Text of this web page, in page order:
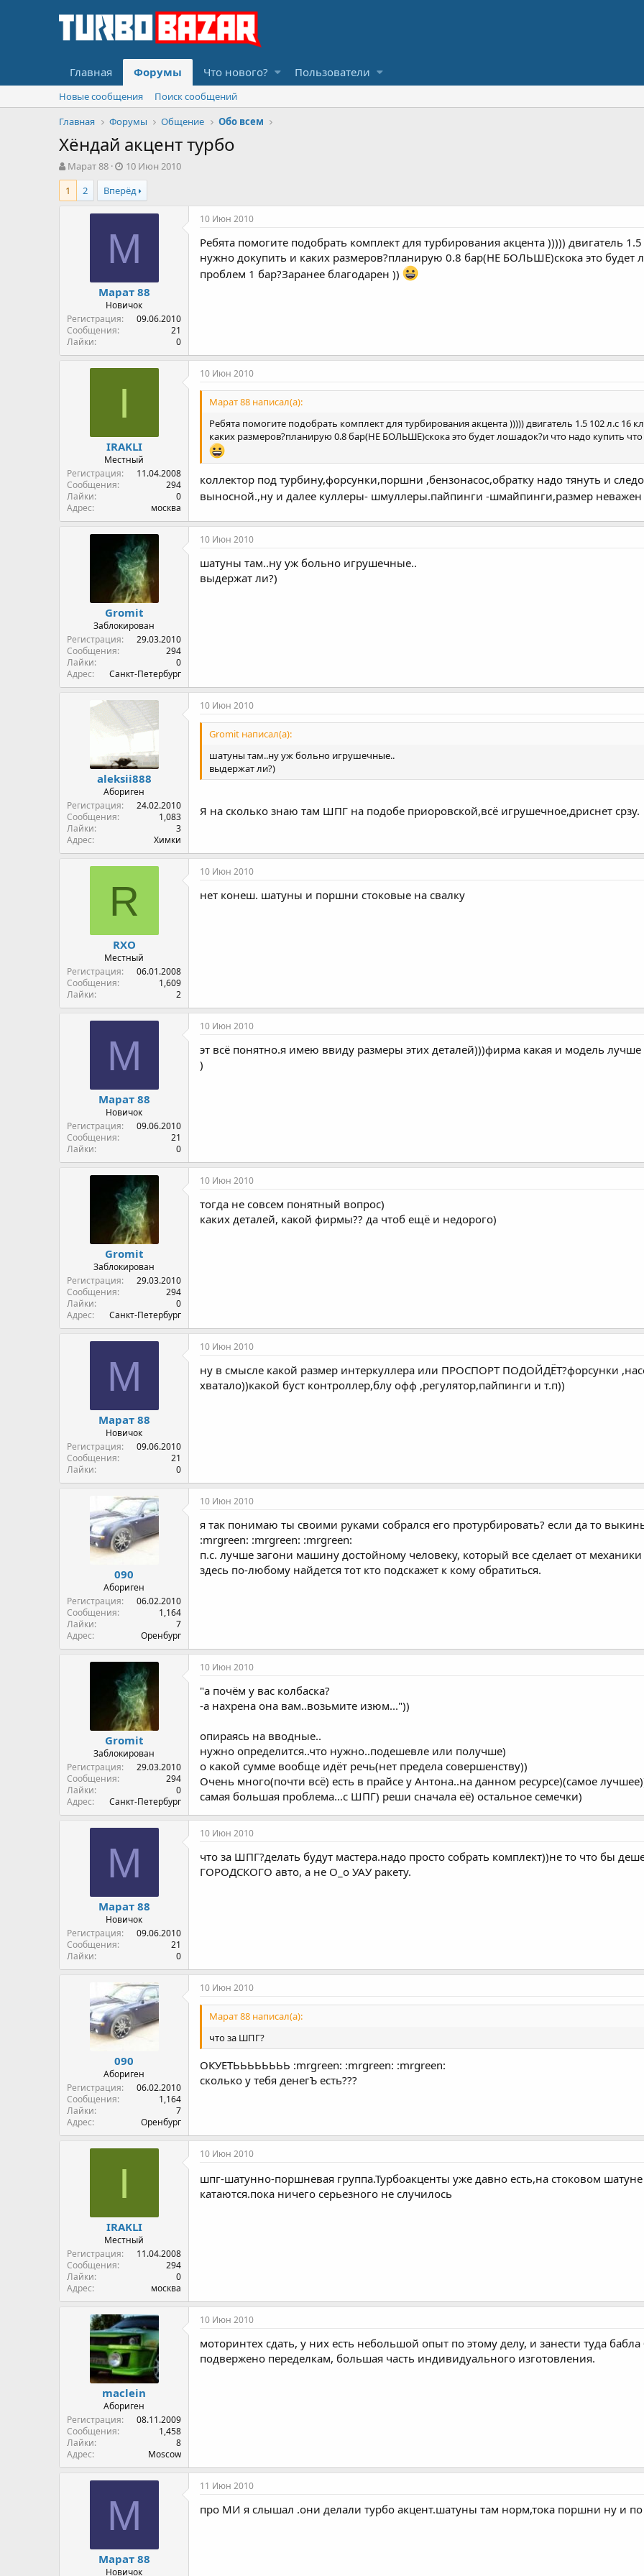
Главная Форумы Что нового? Пользователи
Новые сообщения
Поиск сообщений
Главная
Форумы Общение Обо всем
Хёндай акцент турбо
А
в
т
о
Марат 88
Д
а
т
а
н
ч
а
а
10 Июн 2010
1
2 Вперёд
М
Марат 88
Новичок
Регистрация
09.06.2010
Сообщения
21
Лайки
0
10 Июн 2010
Ребята помогите подобрать комплект для турбирования акцента ))))) двигатель
нужно докупить и каких размеров?планирую 0.8 бар(НЕ БОЛЬШЕ)скока это будет
проблем 1 бар?Заранее благодарен ))
I
IRAKLI
Местный
Регистрация
11.04.2008
Сообщения
294
Лайки
0
Адрес
москва
10 Июн 2010
Марат 88 написал(а):
Ребята помогите подобрать комплект для турбирования акцента ))))) двигатель 1.5 102 л.с 16
каких размеров?планирую 0.8 бар(НЕ БОЛЬШЕ)скока это будет лошадок?и что надо купить
коллектор под турбину,форсунки,поршни ,бензонасос,обратку надо тянуть и
выносной.,ну и далее куллеры- шмуллеры.пайпинги -шмайпинги,размер неважен
Gromit
Заблокирован
Регистрация
29.03.2010
Сообщения
294
Лайки
0
Адрес
Санкт-Петербург
10 Июн 2010
шатуны там..ну уж больно игрушечные..
выдержат ли?)
aleksii888
Абориген
Регистрация
24.02.2010
Сообщения
1,083
Лайки
3
Адрес
Химки
10 Июн 2010
Gromit написал(а):
шатуны там..ну уж больно игрушечные..
выдержат ли?)
Я на сколько знаю там ШПГ на подобе приоровской,всё игрушечное,дриснет срзу.
R
RXO
Местный
Регистрация
06.01.2008
Сообщения
1,609
Лайки
2
10 Июн 2010
нет конеш. шатуны и поршни стоковые на свалку
М
Марат 88
Новичок
Регистрация
09.06.2010
Сообщения
21
Лайки
0
10 Июн 2010
эт всё понятно.я имею ввиду размеры этих деталей)))фирма какая и модель
)
Gromit
Заблокирован
Регистрация
29.03.2010
Сообщения
294
Лайки
0
Адрес
Санкт-Петербург
10 Июн 2010
тогда не совсем понятный вопрос)
каких деталей, какой фирмы?? да чтоб ещё и недорого)
М
Марат 88
Новичок
Регистрация
09.06.2010
Сообщения
21
Лайки
0
10 Июн 2010
ну в смысле какой размер интеркуллера или ПРОСПОРТ ПОДОЙДЁТ?форсунки
хватало))какой буст контроллер,блу офф ,регулятор,пайпинги и т.п))
090
Абориген
Регистрация
06.02.2010
Сообщения
1,164
Лайки
7
Адрес
Оренбург
10 Июн 2010
я так понимаю ты своими руками собрался его протурбировать? если да то
:mrgreen: :mrgreen: :mrgreen:
п.с. лучше загони машину достойному человеку, который все сделает от
здесь по-любому найдется тот кто подскажет к кому обратиться.
Gromit
Заблокирован
Регистрация
29.03.2010
Сообщения
294
Лайки
0
Адрес
Санкт-Петербург
10 Июн 2010
"а почём у вас колбаска?
-а нахрена она вам..возьмите изюм..."))
опираясь на вводные..
нужно определится..что нужно..подешевле или получше)
о какой сумме вообще идёт речь(нет предела совершенству))
Очень много(почти всё) есть в прайсе у Антона..на данном ресурсе)(самое
самая большая проблема...с ШПГ) реши сначала её) остальное семечки)
М
Марат 88
Новичок
Регистрация
09.06.2010
Сообщения
21
Лайки
0
10 Июн 2010
что за ШПГ?делать будут мастера.надо просто собрать комплект))не то что бы
ГОРОДСКОГО авто, а не О_о УАУ ракету.
090
Абориген
Регистрация
06.02.2010
Сообщения
1,164
Лайки
7
Адрес
Оренбург
10 Июн 2010
Марат 88 написал(а):
что за ШПГ?
ОКУЕТЬЬЬЬЬЬЬЬ :mrgreen: :mrgreen: :mrgreen:
сколько у тебя денегЪ есть???
I
IRAKLI
Местный
Регистрация
11.04.2008
Сообщения
294
Лайки
0
Адрес
москва
10 Июн 2010
шпг-шатунно-поршневая группа.Турбоакценты уже давно есть,на стоковом
катаются.пока ничего серьезного не случилось
maclein
Абориген
Регистрация
08.11.2009
Сообщения
1,458
Лайки
8
Адрес
Moscow
10 Июн 2010
моторинтех сдать, у них есть небольшой опыт по этому делу, и занести туда
подвержено переделкам, большая часть индивидуального изготовления.
М
Марат 88
Новичок
11 Июн 2010
про МИ я слышал .они делали турбо акцент.шатуны там норм,тока поршни ну и